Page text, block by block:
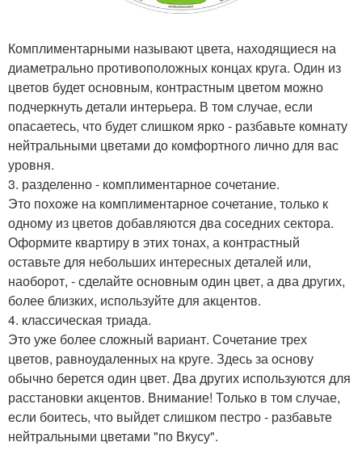
Комплиментарными называют цвета, находящиеся на
диаметрально противоположных концах круга. Один из
цветов будет основным, контрастным цветом можно
подчеркнуть детали интерьера. В том случае, если
опасаетесь, что будет слишком ярко - разбавьте комнату
нейтральными цветами до комфортного лично для вас
уровня.
3. разделенно - комплиментарное сочетание.
Это похоже на комплиментарное сочетание, только к
одному из цветов добавляются два соседних сектора.
Оформите квартиру в этих тонах, а контрастный
оставьте для небольших интересных деталей или,
наоборот, - сделайте основным один цвет, а два других,
более близких, используйте для акцентов.
4. классическая триада.
Это уже более сложный вариант. Сочетание трех
цветов, равноудаленных на круге. Здесь за основу
обычно берется один цвет. Два других используются для
расстановки акцентов. Внимание! Только в том случае,
если боитесь, что выйдет слишком пестро - разбавьте
нейтральными цветами "по Вкусу".